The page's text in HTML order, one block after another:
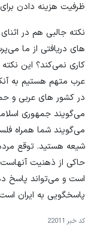
ظرفیت هزینه دادن برای
نکته جالبی هم در
های دریافتی از ما
کاری نمی‌کند؟ این
عرب متهم هستیم به
در کشور های عربی و
می‌گویند جمهوری
می‌گویند شما همراه
شیعه هستید. توقع
حاکی از ذهنیت آنهاست
است و می‌تواند پاسخ
پاسخگویی به ایران
کد خبر 22011